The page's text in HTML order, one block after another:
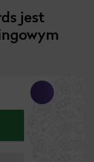
jest